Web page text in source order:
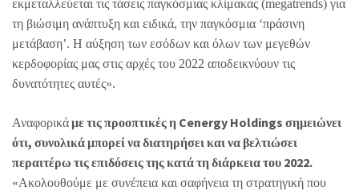
εκμεταλλεύεται τις τάσεις παγκόσμιας κλίμακας (megatrends) για
τη βιώσιμη ανάπτυξη και ειδικά, την παγκόσμια ‘πράσινη
μετάβαση’. Η αύξηση των εσόδων και όλων των μεγεθών
κερδοφορίας μας στις αρχές του 2022 αποδεικνύουν τις
δυνατότητες αυτές».
Αναφορικάμε τις προοπτικές η Cenergy Holdings σημειώνει
ότι, συνολικά μπορεί να διατηρήσει και να βελτιώσει
περαιτέρω τις επιδόσεις της κατά τη διάρκεια του 2022.
«Ακολουθούμε με συνέπεια και σαφήνεια τη στρατηγική που